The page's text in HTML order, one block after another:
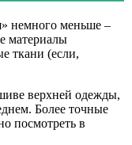
немного меньше –
материалы
ткани (если,
верхней одежды,
Более точные
посмотреть в